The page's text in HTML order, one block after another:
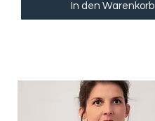
In den Warenkorb